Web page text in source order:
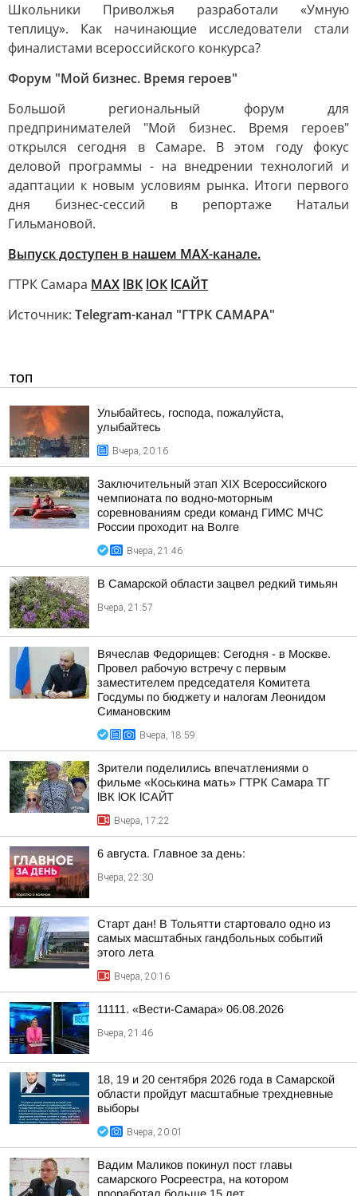
Школьники Приволжья разработали «Умную
теплицу». Как начинающие исследователи стали
финалистами всероссийского конкурса?
Форум "Мой бизнес. Время героев"
Большой региональный форум для
предпринимателей "Мой бизнес. Время героев"
открылся сегодня в Самаре. В этом году фокус
деловой программы - на внедрении технологий и
адаптации к новым условиям рынка. Итоги первого
дня бизнес-сессий в репортаже Натальи
Гильмановой.
Выпуск доступен в нашем MAX-канале.
ГТРК Самара MAX lВК lОК lСАЙТ
Источник: Telegram-канал "ГТРК САМАРА"
ТОП
Улыбайтесь, господа, пожалуйста,
улыбайтесь
Вчера, 20:16
Заключительный этап XIХ Всероссийского
чемпионата по водно-моторным
соревнованиям среди команд ГИМС МЧС
России проходит на Волге
Вчера, 21:46
В Самарской области зацвел редкий тимьян
Вчера, 21:57
Вячеслав Федорищев: Сегодня - в Москве.
Провел рабочую встречу с первым
заместителем председателя Комитета
Госдумы по бюджету и налогам Леонидом
Симановским
Вчера, 18:59
Зрители поделились впечатлениями о
фильме «Коськина мать» ГТРК Самара ТГ
lВК lОК lСАЙТ
Вчера, 17:22
6 августа. Главное за день:
Вчера, 22:30
Старт дан! В Тольятти стартовало одно из
самых масштабных гандбольных событий
этого лета
Вчера, 20:16
11111. «Вести-Самара» 06.08.2026
Вчера, 21:46
18, 19 и 20 сентября 2026 года в Самарской
области пройдут масштабные трехдневные
выборы
Вчера, 20:01
Вадим Маликов покинул пост главы
самарского Росреестра, на котором